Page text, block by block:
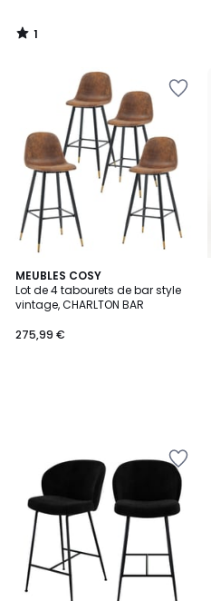
1
/
MEUBLES COSY
Lot de 4 tabourets de bar style
vintage, CHARLTON BAR
275,99 €